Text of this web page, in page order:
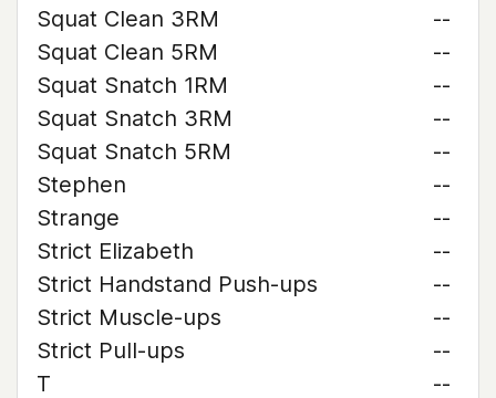
Squat Clean 3RM
--
Squat Clean 5RM
--
Squat Snatch 1RM
--
Squat Snatch 3RM
--
Squat Snatch 5RM
--
Stephen
--
Strange
--
Strict Elizabeth
--
Strict Handstand Push-ups
--
Strict Muscle-ups
--
Strict Pull-ups
--
T
--